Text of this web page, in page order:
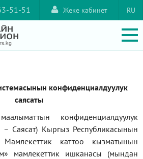
51-51 RU
Жеке кабинет
конфиденциалдуулук
саясаты
конфиденциалдуулук
Саясат) Кыргыз Республикасынын
каттоо кызматынын
мамлекеттик ишканасы (мындан